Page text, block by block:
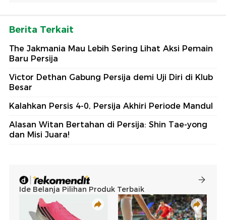
Berita Terkait
The Jakmania Mau Lebih Sering Lihat Aksi Pemain
Baru Persija
Victor Dethan Gabung Persija demi Uji Diri di Klub
Besar
Kalahkan Persis 4-0, Persija Akhiri Periode Mandul
Alasan Witan Bertahan di Persija: Shin Tae-yong
dan Misi Juara!